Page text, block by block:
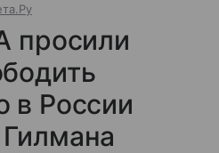
просили
в России